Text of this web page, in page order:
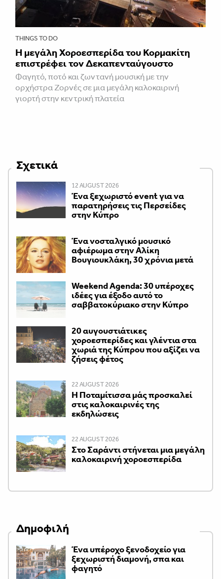
THINGS TO DO
Η μεγάλη Χοροεσπερίδα του Κορμακίτη
επιστρέφει τον Δεκαπενταύγουστο
Φαγητό, ποτό και ζωντανή μουσική με την
ορχήστρα Ζορνές σε μια μεγάλη καλοκαιρινή
γιορτή στην κεντρική πλατεία
Σχετικά
12 AUGUST 2026
Ένα ξεχωριστό event για να
παρατηρήσεις τις Περσείδες
στην Κύπρο
Ένα νοσταλγικό μουσικό
αφιέρωμα στην Αλίκη
Βουγιουκλάκη, 30 χρόνια μετά
Weekend Agenda: 30 υπέροχες
ιδέες για έξοδο αυτό το
σαββατοκύριακο στην Κύπρο
20 αυγουστιάτικες
χοροεσπερίδες και γλέντια στα
χωριά της Κύπρου που αξίζει να
ζήσεις φέτος
22 AUGUST 2026
Η Ποταμίτισσα μάς προσκαλεί
στις καλοκαιρινές της
εκδηλώσεις
22 AUGUST 2026
Στο Σαράντι στήνεται μια μεγάλη
καλοκαιρινή χοροεσπερίδα
Δημοφιλή
Ένα υπέροχο ξενοδοχείο για
ξεχωριστή διαμονή, σπα και
φαγητό